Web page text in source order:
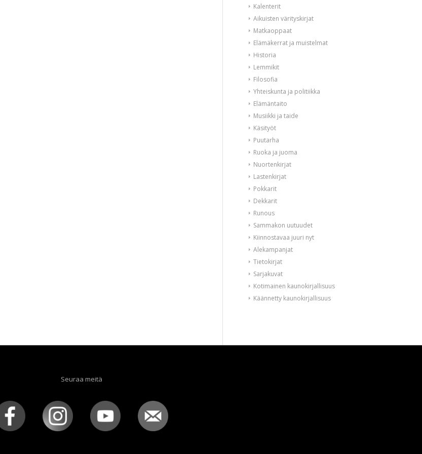
Kalenterit
Aikuisten värityskirjat
Matkaoppaat
Elämäkerrat ja muistelmat
Historia
Lemmikit
Filosofia
Yhteiskunta ja politiikka
Elämäntaito
Musiikki ja taide
Käsityöt
Puutarha
Ruoka ja juoma
Nuortenkirjat
Lastenkirjat
Pokkarit
Dekkarit
Runous
Sammakon uutuudet
Kiinnostavaa juuri nyt
Alekampanjat
Tietokirjat
Sarjakuvat
Kotimainen kaunokirjallisuus
Käännetty kaunokirjallisuus
Seuraa meitä